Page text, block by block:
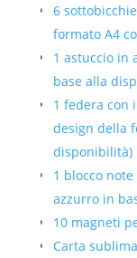
6
formato A4
1 astuccio in
base alla
1 federa con
design della
disponibilità)
1 blocco
azzurro in
10 magneti
Carta